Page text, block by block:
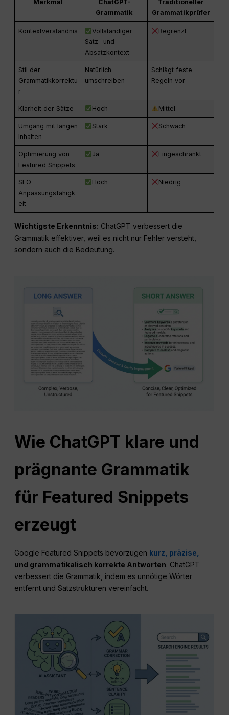
Merkmal
ChatGPT-
Grammatik
Traditioneller
Grammatikprüfer
Kontextverständnis
Vollständiger
Satz- und
Absatzkontext
Begrenzt
Stil der
Grammatikkorrektu
r
Natürlich
umschreiben
Schlägt feste
Regeln vor
Klarheit der Sätze Hoch Mittel
Umgang mit langen
Inhalten
Stark Schwach
Optimierung von
Featured Snippets
Ja Eingeschränkt
SEO-
Anpassungsfähigk
eit
Hoch Niedrig
Wichtigste Erkenntnis: ChatGPT verbessert die
Grammatik effektiver, weil es nicht nur Fehler versteht,
sondern auch die Bedeutung.
Wie ChatGPT klare und
prägnante Grammatik
für Featured Snippets
erzeugt
Google Featured Snippets bevorzugen kurz, präzise,
und grammatikalisch korrekte Antworten. ChatGPT
verbessert die Grammatik, indem es unnötige Wörter
entfernt und Satzstrukturen vereinfacht.